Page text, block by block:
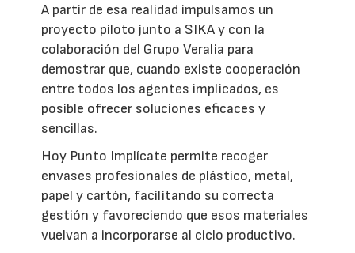
A partir de esa realidad impulsamos un
proyecto piloto junto a SIKA y con la
colaboración del Grupo Veralia para
demostrar que, cuando existe cooperación
entre todos los agentes implicados, es
posible ofrecer soluciones eficaces y
sencillas.
Hoy Punto Implícate permite recoger
envases profesionales de plástico, metal,
papel y cartón, facilitando su correcta
gestión y favoreciendo que esos materiales
vuelvan a incorporarse al ciclo productivo.